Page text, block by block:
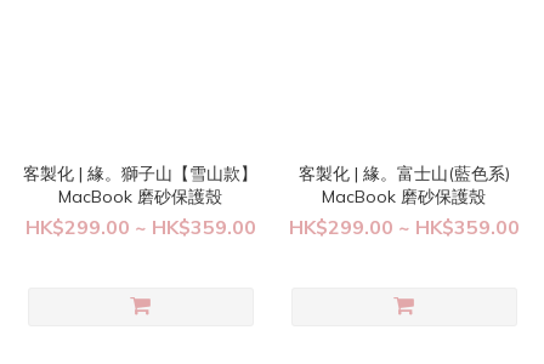
客製化 | 緣。獅子山【雪山款】
MacBook 磨砂保護殼
HK$299.00 ~ HK$359.00
客製化 | 緣。富士山(藍色系)
MacBook 磨砂保護殼
HK$299.00 ~ HK$359.00